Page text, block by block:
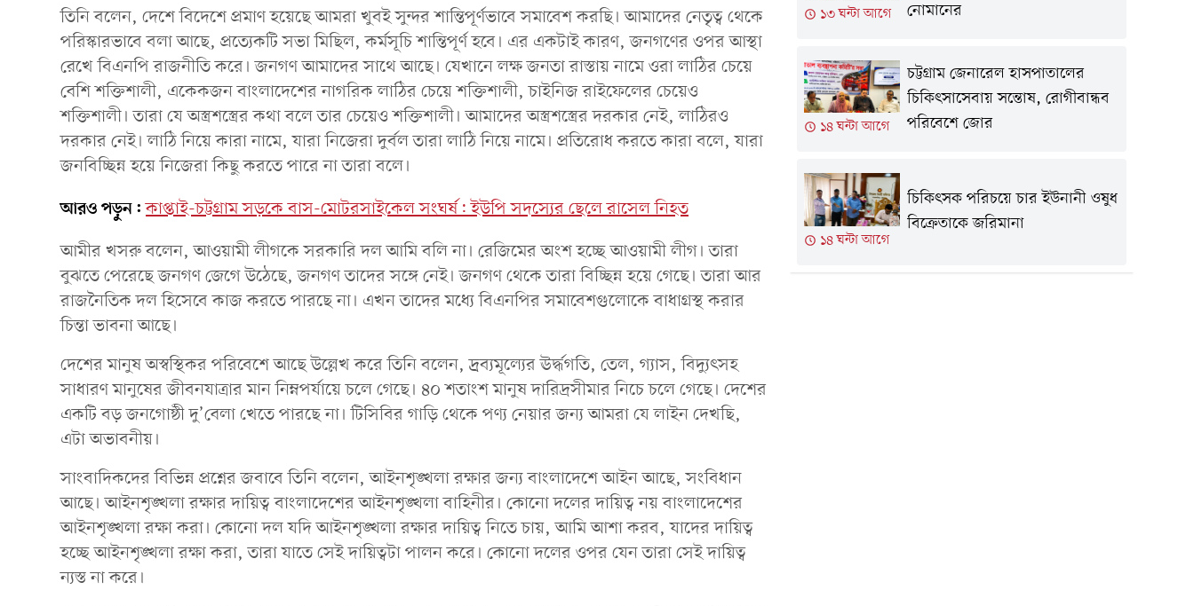
তিনি বলেন, দেশে বিদেশে প্রমাণ হয়েছে আমরা খুবই সুন্দর শান্তিপূর্ণভাবে সমাবেশ করছি। আমাদের নেতৃত্ব থেকে
পরিস্কারভাবে বলা আছে, প্রত্যেকটি সভা মিছিল, কর্মসূচি শান্তিপূর্ণ হবে। এর একটাই কারণ, জনগণের ওপর আস্থা
রেখে বিএনপি রাজনীতি করে। জনগণ আমাদের সাথে আছে। যেখানে লক্ষ জনতা রাস্তায় নামে ওরা লাঠির চেয়ে
বেশি শক্তিশালী, একেকজন বাংলাদেশের নাগরিক লাঠির চেয়ে শক্তিশালী, চাইনিজ রাইফেলের চেয়েও
শক্তিশালী। তারা যে অস্ত্রশস্ত্রের কথা বলে তার চেয়েও শক্তিশালী। আমাদের অস্ত্রশস্ত্রের দরকার নেই, লাঠিরও
দরকার নেই। লাঠি নিয়ে কারা নামে, যারা নিজেরা দুর্বল তারা লাঠি নিয়ে নামে। প্রতিরোধ করতে কারা বলে, যারা
জনবিচ্ছিন্ন হয়ে নিজেরা কিছু করতে পারে না তারা বলে।
আরও পড়ুন: কাপ্তাই-চট্টগ্রাম সড়কে বাস-মোটরসাইকেল সংঘর্ষ: ইউপি সদস্যের ছেলে রাসেল নিহত
আমীর খসরু বলেন, আওয়ামী লীগকে সরকারি দল আমি বলি না। রেজিমের অংশ হচ্ছে আওয়ামী লীগ। তারা
বুঝতে পেরেছে জনগণ জেগে উঠেছে, জনগণ তাদের সঙ্গে নেই। জনগণ থেকে তারা বিচ্ছিন্ন হয়ে গেছে। তারা আর
রাজনৈতিক দল হিসেবে কাজ করতে পারছে না। এখন তাদের মধ্যে বিএনপির সমাবেশগুলোকে বাধাগ্রস্থ করার
চিন্তা ভাবনা আছে।
দেশের মানুষ অস্বস্থিকর পরিবেশে আছে উল্লেখ করে তিনি বলেন, দ্র্রব্যমূল্যের ঊর্দ্ধগতি, তেল, গ্যাস, বিদ্যুৎসহ
সাধারণ মানুষের জীবনযাত্রার মান নিম্নপর্যায়ে চলে গেছে। ৪০ শতাংশ মানুষ দারিদ্রসীমার নিচে চলে গেছে। দেশের
একটি বড় জনগোষ্ঠী দু’বেলা খেতে পারছে না। টিসিবির গাড়ি থেকে পণ্য নেয়ার জন্য আমরা যে লাইন দেখছি,
এটা অভাবনীয়।
সাংবাদিকদের বিভিন্ন প্রশ্নের জবাবে তিনি বলেন, আইনশৃঙ্খলা রক্ষার জন্য বাংলাদেশে আইন আছে, সংবিধান
আছে। আইনশৃঙ্খলা রক্ষার দায়িত্ব বাংলাদেশের আইনশৃঙ্খলা বাহিনীর। কোনো দলের দায়িত্ব নয় বাংলাদেশের
আইনশৃঙ্খলা রক্ষা করা। কোনো দল যদি আইনশৃঙ্খলা রক্ষার দায়িত্ব নিতে চায়, আমি আশা করব, যাদের দায়িত্ব
হচ্ছে আইনশৃঙ্খলা রক্ষা করা, তারা যাতে সেই দায়িত্বটা পালন করে। কোনো দলের ওপর যেন তারা সেই দায়িত্ব
ন্যস্ত না করে।
১৩ ঘন্টা আগে
নোমানের
১৪ ঘন্টা আগে
চট্টগ্রাম জেনারেল হাসপাতালের
চিকিৎসাসেবায় সন্তোষ, রোগীবান্ধব
পরিবেশে জোর
১৪ ঘন্টা আগে
চিকিৎসক পরিচয়ে চার ইউনানী ওষুধ
বিক্রেতাকে জরিমানা